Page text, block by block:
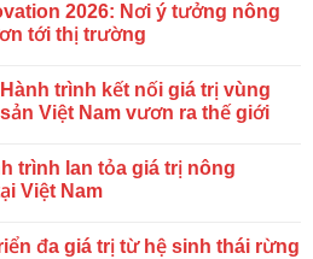
2026: Nơi ý tưởng nông
tới thị trường
trình kết nối giá trị vùng
Việt Nam vươn ra thế giới
trình lan tỏa giá trị nông
Việt Nam
đa giá trị từ hệ sinh thái rừng